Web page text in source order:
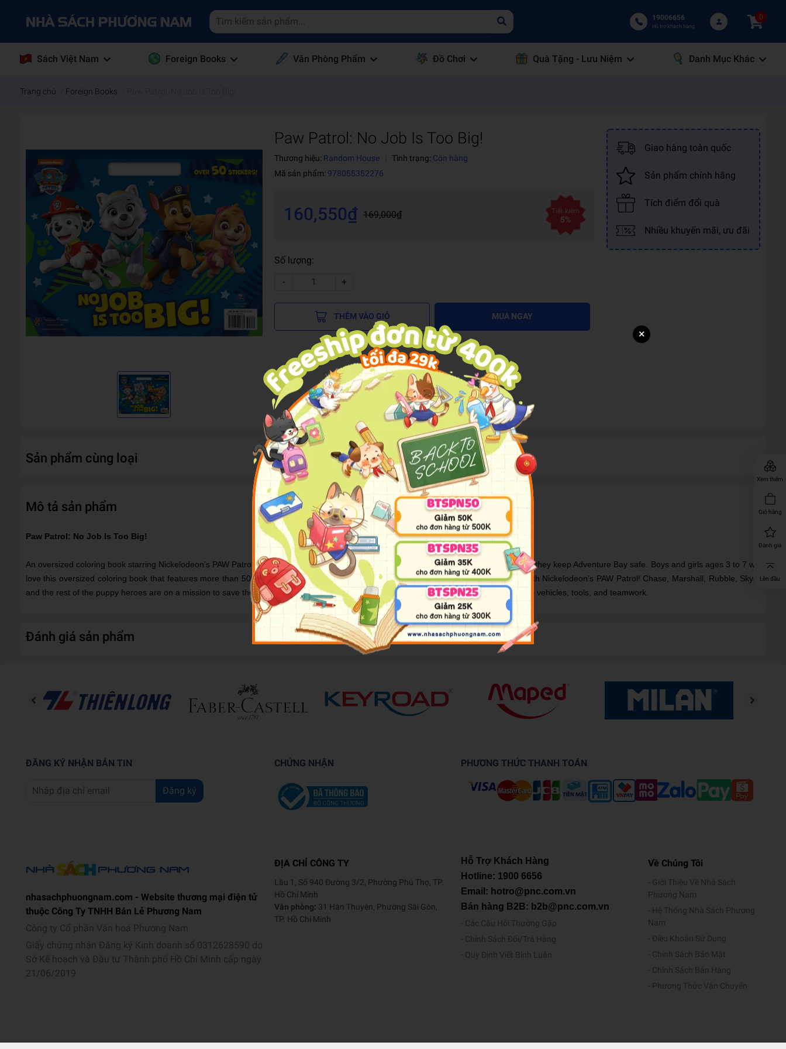
19006656
Hỗ trợ khách hàng
0
Sách Việt Nam Foreign Books Văn Phòng Phẩm Đồ Chơi Quà Tặng - Lưu Niệm Danh Mục Khác
Xem thêm
Giỏ hàng
Đánh giá
Lên đầu
Trang chủ Foreign Books
Paw Patrol: No Job Is Too Big!
Thương hiệu: Random House Tình trạng: Còn hàng
Mã sản phẩm: 978055352276
160,550₫ 169,000₫ Tiết kiệm
5%
Số lượng:
-
+
THÊM VÀO GIỎ MUA NGAY
Giao hàng toàn quốc
Sản phẩm chính hãng
Tích điểm đổi quà
Nhiều khuyến mãi, ưu đãi
Sản phẩm cùng loại
Mô tả sản phẩm
Paw Patrol: No Job Is Too Big!
An oversized coloring book starring Nickelodeon's PAW Patrol! Ryder and the pups prove that no job is too big and no pup is too small as they keep Adventure Bay safe. Boys and girls ages 3 to 7 will
love this oversized coloring book that features more than 50 stickers and a die-cut handle for adventures on the go! Get on the case with Nickelodeon's PAW Patrol! Chase, Marshall, Rubble, Skye,
and the rest of the puppy heroes are on a mission to save their friends and protect the community of Adventure Bay using their paw-some vehicles, tools, and teamwork.
Đánh giá sản phẩm
ĐĂNG KÝ NHẬN BẢN TIN
Đăng ký
CHỨNG NHẬN PHƯƠNG THỨC THANH TOÁN
nhasachphuongnam.com - Website thương mại điện tử
thuộc Công Ty TNHH Bán Lẻ Phương Nam
Công ty Cổ phần Văn hoá Phương Nam
Giấy chứng nhận Đăng ký Kinh doanh số 0312628590 do
Sở Kế hoạch và Đầu tư Thành phố Hồ Chí Minh cấp ngày
21/06/2019
ĐỊA CHỈ CÔNG TY
Lầu 1, Số 940 Đường 3/2, Phường Phú Thọ, TP.
Hồ Chí Minh
Văn phòng: 31 Hàn Thuyên, Phường Sài Gòn,
TP. Hồ Chí Minh
Hỗ Trợ Khách Hàng
Hotline: 1900 6656
Email: hotro@pnc.com.vn
Bán hàng B2B: b2b@pnc.com.vn
Các Câu Hỏi Thường Gặp
Chính Sách Đổi/Trả Hàng
Quy Định Viết Bình Luận
Về Chúng Tôi
Giới Thiệu Về Nhà Sách
Phương Nam
Hệ Thống Nhà Sách Phương
Nam
Điều Khoản Sử Dụng
Chính Sách Bảo Mật
Chính Sách Bán Hàng
Phương Thức Vận Chuyển
×